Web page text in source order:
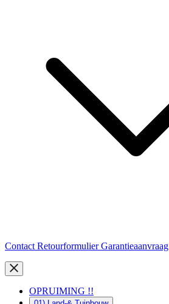
Contact RetourformulierGarantieaanvraag
OPRUIMING !!